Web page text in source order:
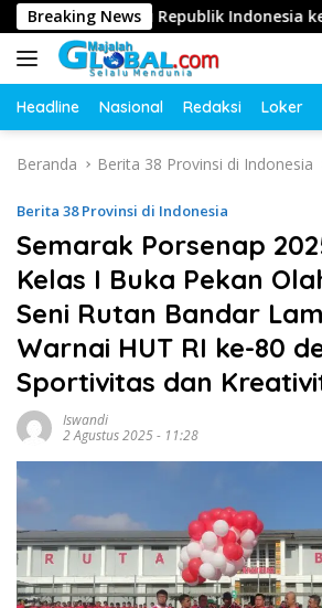
Langsung
ke
konten
Breaking NewsRepublik Indonesia ke-81
Headline Nasional Redaksi Loker
Beranda Berita 38 Provinsi di Indonesia
Berita 38 Provinsi di Indonesia
Semarak Porsenap
Kelas I Buka Pekan
Seni Rutan Bandar
Warnai HUT RI ke-80
Sportivitas dan
Iswandi
2 Agustus 2025 - 11:28